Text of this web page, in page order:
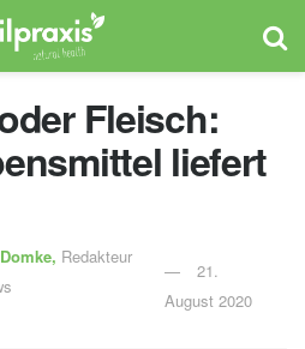
Fleisch:
liefert
Redakteur
21.
August 2020